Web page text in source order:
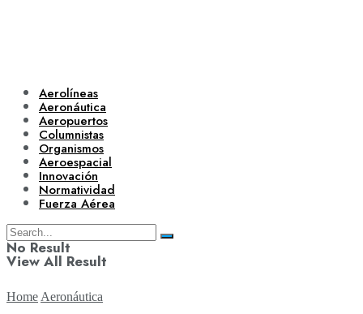
Aerolíneas
Aeronáutica
Aeropuertos
Columnistas
Organismos
Aeroespacial
Innovación
Normatividad
Fuerza Aérea
No Result
View All Result
Home Aeronáutica